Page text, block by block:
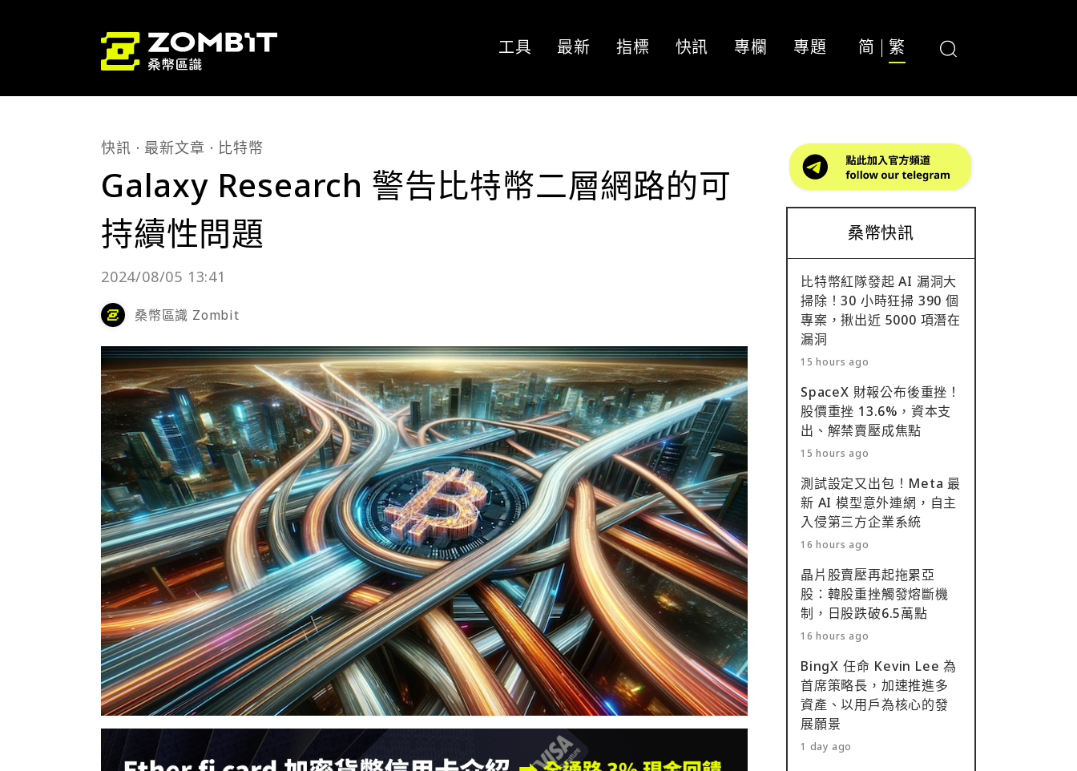
工具 最新 指標 快訊 專欄 專題 简 繁
快訊 最新文章 比特幣
Galaxy Research 警告比特幣二層網路的可
持續性問題
2024/08/05 13:41
桑幣區識 Zombit
桑幣快訊
比特幣紅隊發起 AI 漏洞大
掃除！30 小時狂掃 390 個
專案，揪出近 5000 項潛在
漏洞
15 hours ago
SpaceX 財報公布後重挫！
股價重挫 13.6%，資本支
出、解禁賣壓成焦點
15 hours ago
測試設定又出包！Meta 最
新 AI 模型意外連網，自主
入侵第三方企業系統
16 hours ago
晶片股賣壓再起拖累亞
股：韓股重挫觸發熔斷機
制，日股跌破6.5萬點
16 hours ago
BingX 任命 Kevin Lee 為
首席策略長，加速推進多
資產、以用戶為核心的發
展願景
1 day ago